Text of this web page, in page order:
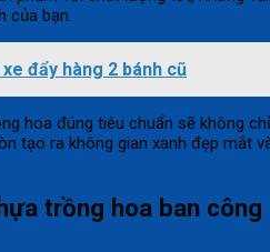
của bạn.
đẩy hàng 2 bánh cũ
hoa đúng tiêu chuẩn sẽ không chỉ
tạo ra không gian xanh đẹp mắt
trồng hoa ban công